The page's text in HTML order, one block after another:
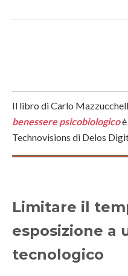
Il libro di Carlo
benessere psicobiologicoè
Technovisions di Delos
Limitare il
esposizione a
tecnologico